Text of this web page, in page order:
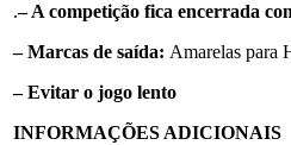
.– A competição fica encerrada
– Marcas de saída: Amarelas para
– Evitar o jogo lento
INFORMAÇÕES ADICIONAIS